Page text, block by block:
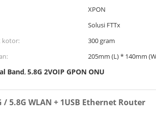
XPON
Solusi FTTx
kotor:
300 gram
205mm (L) * 140mm
Band,5.8G 2VOIP GPON ONU
/ 5.8G WLAN + 1USB Ethernet Router